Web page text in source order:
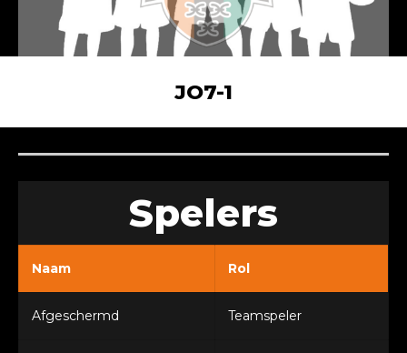
JO7-1
Spelers
Naam Rol
Afgeschermd Teamspeler